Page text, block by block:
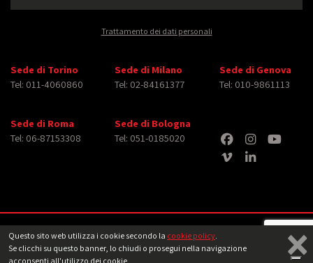
Questo sito web utilizza i cookie secondo la cookie policy.
Se clicchi su questo banner, lo chiudi o prosegui nella navigazione
acconsenti all'utilizzo dei cookie.
×
Trattamento dei dati personali
Sede di Torino
Tel: 011-4060860
Sede di Milano
Tel: 02-84161377
Sede di Genova
Tel: 010-9861113
Sede di Roma
Tel: 06-87153308
Sede di Bologna
Tel: 051-0185020
Copyright © 2026 iMasterArt S.r.l. ‐ All rights reserved. Tutti i diritti relativi ad
immagini e video pubblicati sono dei rispettiviaventi diritto Note legali